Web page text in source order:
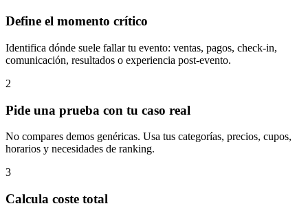
Define el momento crítico
Identifica dónde suele fallar tu evento: ventas, pagos, check-in,
comunicación, resultados o experiencia post-evento.
2
Pide una prueba con tu caso real
No compares demos genéricas. Usa tus categorías, precios, cupos,
horarios y necesidades de ranking.
3
Calcula coste total